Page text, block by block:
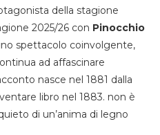
della stagione
2025/26 con Pinocchio
spettacolo coinvolgente,
ad affascinare
nasce nel 1881 dalla
libro nel 1883. non è
di un’anima di legno